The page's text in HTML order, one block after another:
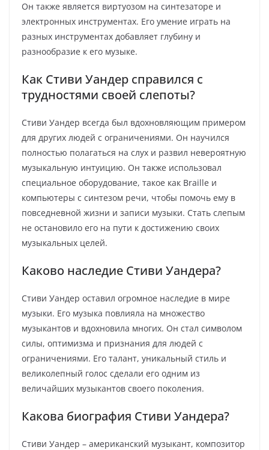
Он также является виртуозом на синтезаторе и
электронных инструментах. Его умение играть на
разных инструментах добавляет глубину и
разнообразие к его музыке.
Как Стиви Уандер справился с
трудностями своей слепоты?
Стиви Уандер всегда был вдохновляющим примером
для других людей с ограничениями. Он научился
полностью полагаться на слух и развил невероятную
музыкальную интуицию. Он также использовал
специальное оборудование, такое как Braille и
компьютеры с синтезом речи, чтобы помочь ему в
повседневной жизни и записи музыки. Стать слепым
не остановило его на пути к достижению своих
музыкальных целей.
Каково наследие Стиви Уандера?
Стиви Уандер оставил огромное наследие в мире
музыки. Его музыка повлияла на множество
музыкантов и вдохновила многих. Он стал символом
силы, оптимизма и признания для людей с
ограничениями. Его талант, уникальный стиль и
великолепный голос сделали его одним из
величайших музыкантов своего поколения.
Какова биография Стиви Уандера?
Стиви Уандер – американский музыкант, композитор